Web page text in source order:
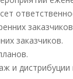
заказчиков.
и дистрибуции